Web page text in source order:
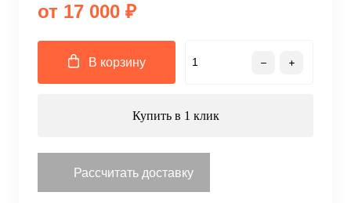
от 17 000 ₽
В корзину
Купить в 1 клик
Рассчитать доставку